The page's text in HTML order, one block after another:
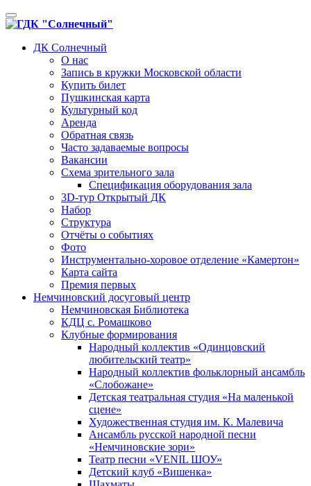
Toggle
navigation
ДК Солнечный
О нас
Запись в кружки Московской области
Купить билет
Пушкинская карта
Культурный код
Аренда
Обратная связь
Часто задаваемые вопросы
Вакансии
Схема зрительного зала
Спецификация оборудования зала
3D-тур Открытый ДК
Набор
Структура
Отчёты о событиях
Фото
Инструментально-хоровое отделение «Камертон»
Карта сайта
Премия первых
Немчиновский досуговый центр
Немчиновская Библиотека
КДЦ с. Ромашково
Клубные формирования
Народный коллектив «Одинцовский
любительский театр»
Народный коллектив фольклорный ансамбль
«Слобожане»
Детская театральная студия «На маленькой
сцене»
Художественная студия им. К. Малевича
Ансамбль русской народной песни
«Немчиновские зори»
Театр песни «VENIL ШОУ»
Детский клуб «Вишенка»